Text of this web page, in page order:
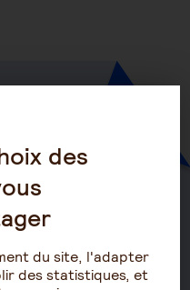
Haut
des
du site, l'adapter
des statistiques, et